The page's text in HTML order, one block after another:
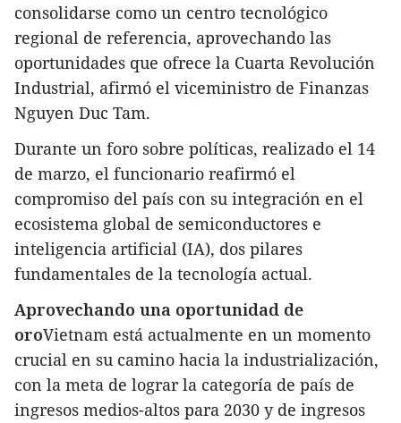
consolidarse como un centro tecnológico
regional de referencia, aprovechando las
oportunidades que ofrece la Cuarta Revolución
Industrial, afirmó el viceministro de Finanzas
Nguyen Duc Tam.
Durante un foro sobre políticas, realizado el 14
de marzo, el funcionario reafirmó el
compromiso del país con su integración en el
ecosistema global de semiconductores e
inteligencia artificial (IA), dos pilares
fundamentales de la tecnología actual.
Aprovechando una oportunidad de
oroVietnam está actualmente en un momento
crucial en su camino hacia la industrialización,
con la meta de lograr la categoría de país de
ingresos medios-altos para 2030 y de ingresos